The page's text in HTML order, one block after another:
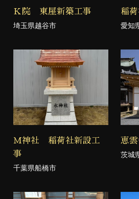
Ｋ院 東屋新築工事
埼玉県越谷市
稲
愛知
Ｍ神社 稲荷社新設工
事
千葉県船橋市
恵
茨城